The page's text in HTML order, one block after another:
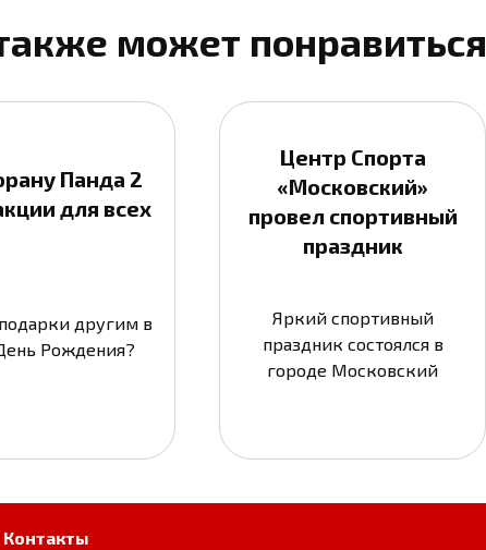
может понравиться
Панда 2
для всех
другим в
Рождения?
Центр Спорта
«Московский»
провел спортивный
праздник
Яркий спортивный
праздник состоялся в
городе Московский
Контакты